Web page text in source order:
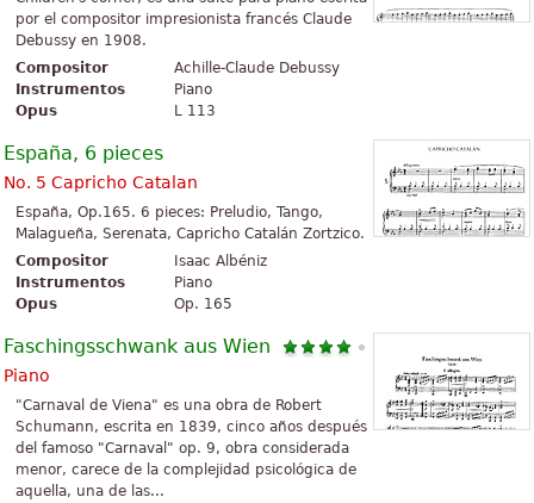
por el compositor impresionista francés Claude
Debussy en 1908.
Compositor
Achille-Claude Debussy
Instrumentos
Piano
Opus
L 113
España, 6 pieces
No. 5 Capricho Catalan
España, Op.165. 6 pieces: Preludio, Tango,
Malagueña, Serenata, Capricho Catalán Zortzico.
Compositor
Isaac Albéniz
Instrumentos
Piano
Opus
Op. 165
Faschingsschwank aus Wien
Piano
"Carnaval de Viena" es una obra de Robert
Schumann, escrita en 1839, cinco años después
del famoso "Carnaval" op. 9, obra considerada
menor, carece de la complejidad psicológica de
aquella, una de las...